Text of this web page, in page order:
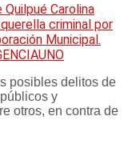
Carolina
criminal por
Municipal.
posibles delitos de
y
otros, en contra de